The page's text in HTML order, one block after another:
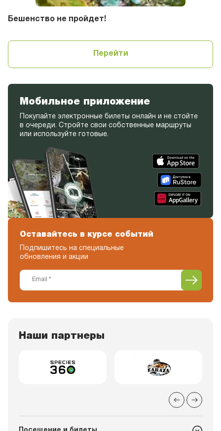
Бешенство не пройдет!
Перейти
Мобильное приложение
Покупайте электронные билеты онлайн и не стойте
в очереди. Стройте свои собственные маршруты
или используйте готовые.
Оставайтесь в курсе событий
Подпишитесь на специальные
обновления и акции
Наши партнеры